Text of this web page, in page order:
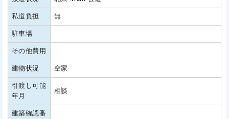
私道負担 無
駐車場
その他費用
建物状況 空家
引渡し可能
年月
相談
建築確認番